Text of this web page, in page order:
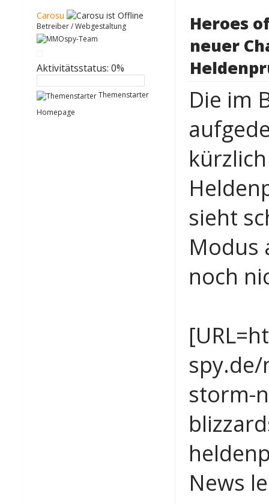
Carosu
Betreiber / Webgestaltung
Aktivitätsstatus: 0%
Themenstarter
Homepage
Heroes
neuer
Die im
sieht
Modus
noch
storm-
News